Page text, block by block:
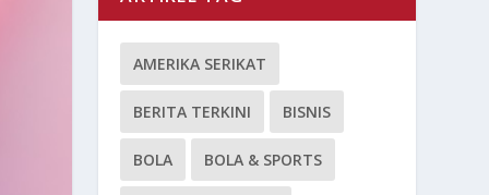
AMERIKA SERIKAT
BERITA TERKINI BISNIS
BOLA BOLA & SPORTS